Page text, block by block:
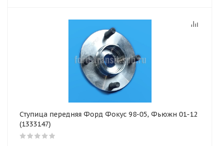
Ступица передняя Форд Фокус 98-05, Фьюжн 01-12
(1333147)